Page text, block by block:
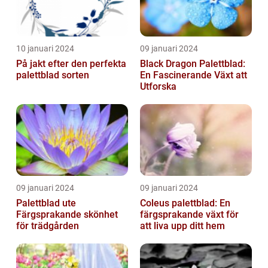
10 januari 2024
På jakt efter den perfekta
palettblad sorten
09 januari 2024
Black Dragon Palettblad:
En Fascinerande Växt att
Utforska
09 januari 2024
Palettblad ute
Färgsprakande skönhet
för trädgården
09 januari 2024
Coleus palettblad: En
färgsprakande växt för
att liva upp ditt hem